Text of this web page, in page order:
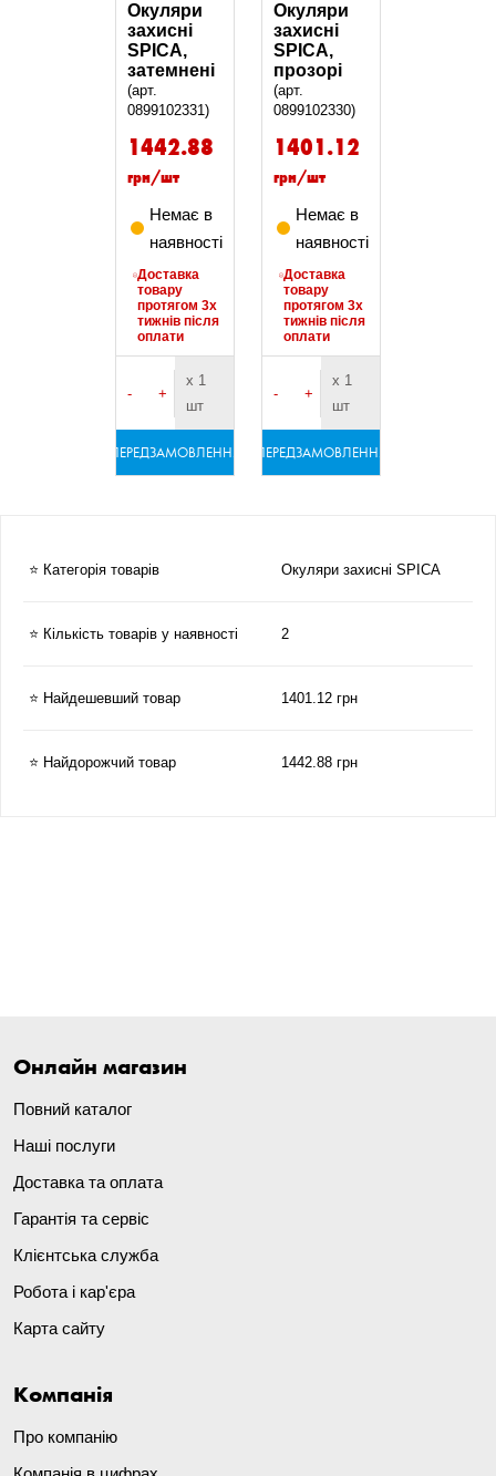
Окуляри
захисні
SPICA,
затемнені
(арт.
0899102331)
1442.88
грн/шт
Немає в
наявності
Доставка
товару
протягом 3х
тижнів після
оплати
- +
х 1
шт
ПЕРЕДЗАМОВЛЕННЯ
Окуляри
захисні
SPICA,
прозорі
(арт.
0899102330)
1401.12
грн/шт
Немає в
наявності
Доставка
товару
протягом 3х
тижнів після
оплати
- +
х 1
шт
ПЕРЕДЗАМОВЛЕННЯ
⭐ Категорія товарів Окуляри захисні SPICA
⭐ Кількість товарів у наявності 2
⭐ Найдешевший товар 1401.12 грн
⭐ Найдорожчий товар 1442.88 грн
Онлайн магазин
Повний каталог
Наші послуги
Доставка та оплата
Гарантія та сервіс
Клієнтська служба
Робота і кар'єра
Карта сайту
Компанія
Про компанію